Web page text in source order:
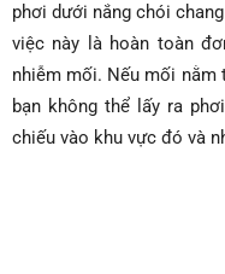
phơi dưới nắng chói
việc này là hoàn toàn
nhiễm mối. Nếu mối nằm
bạn không thể lấy ra
chiếu vào khu vực đó và